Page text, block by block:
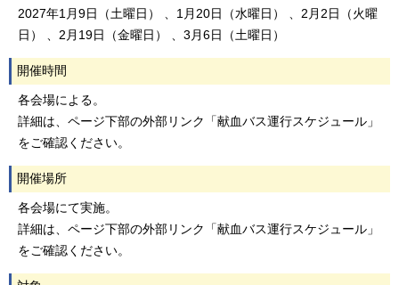
2027年1月9日（土曜日） 、1月20日（水曜日） 、2月2日（火曜
日） 、2月19日（金曜日） 、3月6日（土曜日）
開催時間
各会場による。
詳細は、ページ下部の外部リンク「献血バス運行スケジュール」
をご確認ください。
開催場所
各会場にて実施。
詳細は、ページ下部の外部リンク「献血バス運行スケジュール」
をご確認ください。